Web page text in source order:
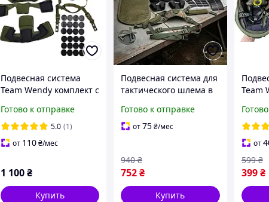
Подвесная система
Team Wendy комплект с
Team
Готово к отправке
5.0 (1)
от 110₴/мес
1 100₴
Купить
Подвесная система для
тактического шлема в
Готово к отправке
от75₴/мес
752₴
940 ₴
Купить
Team
каски
от
399 ₴
599 ₴